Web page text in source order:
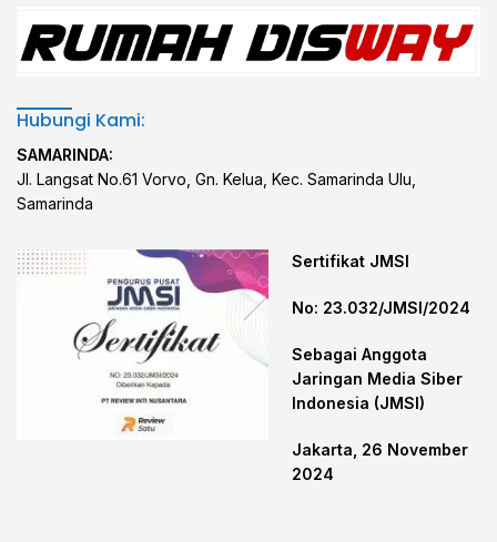
Hubungi Kami:
SAMARINDA:
Jl. Langsat No.61 Vorvo, Gn. Kelua, Kec. Samarinda Ulu,
Samarinda
Sertifikat JMSI
No: 23.032/JMSI/2024
Sebagai Anggota
Jaringan Media Siber
Indonesia (JMSI)
Jakarta, 26 November
2024